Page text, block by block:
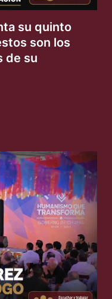
su quinto
son los
de su